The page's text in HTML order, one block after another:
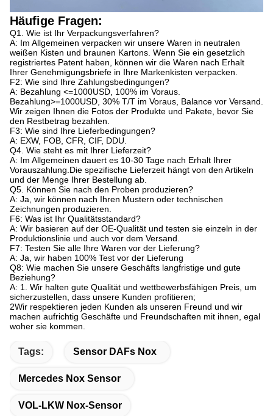
Häufige Fragen:
Q1. Wie ist Ihr Verpackungsverfahren?
A: Im Allgemeinen verpacken wir unsere Waren in neutralen
weißen Kisten und braunen Kartons. Wenn Sie ein gesetzlich
registriertes Patent haben, können wir die Waren nach Erhalt
Ihrer Genehmigungsbriefe in Ihre Markenkisten verpacken.
F2: Wie sind Ihre Zahlungsbedingungen?
A: Bezahlung <=1000USD, 100% im Voraus.
Bezahlung>=1000USD, 30% T/T im Voraus, Balance vor Versand.
Wir zeigen Ihnen die Fotos der Produkte und Pakete, bevor Sie
den Restbetrag bezahlen.
F3: Wie sind Ihre Lieferbedingungen?
A: EXW, FOB, CFR, CIF, DDU.
Q4. Wie steht es mit Ihrer Lieferzeit?
A: Im Allgemeinen dauert es 10-30 Tage nach Erhalt Ihrer
Vorauszahlung.Die spezifische Lieferzeit hängt von den Artikeln
und der Menge Ihrer Bestellung ab.
Q5. Können Sie nach den Proben produzieren?
A: Ja, wir können nach Ihren Mustern oder technischen
Zeichnungen produzieren.
F6: Was ist Ihr Qualitätsstandard?
A: Wir basieren auf der OE-Qualität und testen sie einzeln in der
Produktionslinie und auch vor dem Versand.
F7: Testen Sie alle Ihre Waren vor der Lieferung?
A: Ja, wir haben 100% Test vor der Lieferung
Q8: Wie machen Sie unsere Geschäfts langfristige und gute
Beziehung?
A: 1. Wir halten gute Qualität und wettbewerbsfähigen Preis, um
sicherzustellen, dass unsere Kunden profitieren;
2Wir respektieren jeden Kunden als unseren Freund und wir
machen aufrichtig Geschäfte und Freundschaften mit ihnen, egal
woher sie kommen.
Tags: Sensor DAFs Nox
Mercedes Nox Sensor
VOL-LKW Nox-Sensor